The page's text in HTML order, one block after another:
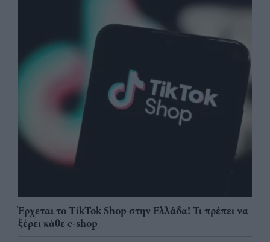
Έρχεται το TikTok Shop στην Ελλάδα! Τι πρέπει να
ξέρει κάθε e-shop